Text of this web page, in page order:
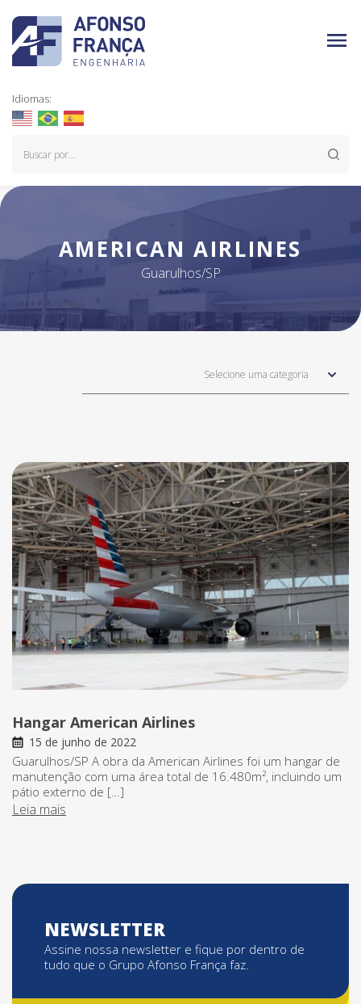
Idiomas:
AMERICAN AIRLINES
Guarulhos/SP
Selecione uma categoria
Hangar American Airlines
15 de junho de 2022
Guarulhos/SP A obra da American Airlines foi um hangar de
manutenção com uma área total de 16.480m², incluindo um
pátio externo de […]
Leia mais
NEWSLETTER
Assine nossa newsletter e fique por dentro de
tudo que o Grupo Afonso França faz.